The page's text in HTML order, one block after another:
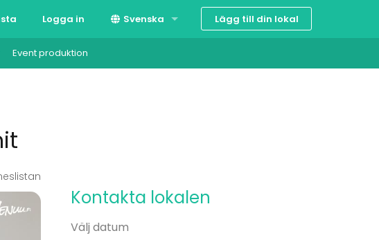
Logga in Svenska Lägg till din lokal
Event produktion
Kontakta lokalen
Välj datum